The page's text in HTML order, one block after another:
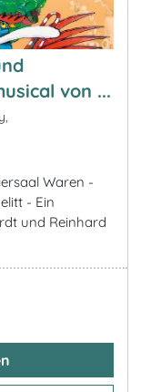
von ...
Waren -
- Ein
und Reinhard